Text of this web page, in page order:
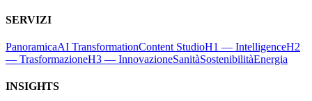
SERVIZI
PanoramicaAI TransformationContent StudioH1 — IntelligenceH2
— TrasformazioneH3 — InnovazioneSanitàSostenibilitàEnergia
INSIGHTS